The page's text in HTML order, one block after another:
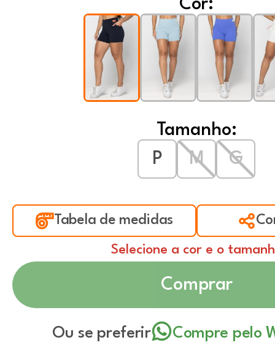
Cor:
Tamanho:
P
M G
Tabela de medidas
Selecione a cor e o
Comprar
Ou se preferir Compre pelo